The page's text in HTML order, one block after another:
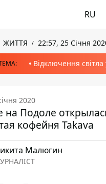
RU
ЖИТТЯ 22:57, 25 Січня
Відключення світла
2020
на Подоле
кофейня Takava
Малюгин